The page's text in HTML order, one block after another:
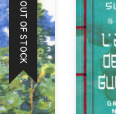
OUT OF STOCK